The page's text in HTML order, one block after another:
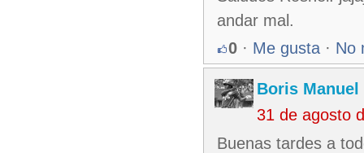
andar mal.
0 · Me gusta · No
Boris Manuel
31 de agosto
Buenas tardes a